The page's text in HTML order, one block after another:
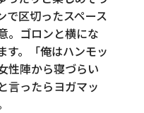
で区切ったスペース
。ゴロンと横にな
す。「俺はハンモッ
性陣から寝づらい
言ったらヨガマッ